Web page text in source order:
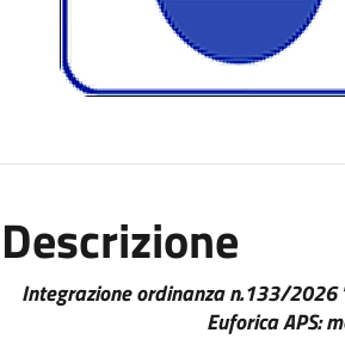
Descrizione
Integrazione ordinanza n.133/2026
Euforica APS: